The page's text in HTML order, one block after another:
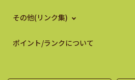
その他(リンク集)
ポイント/ランクについて